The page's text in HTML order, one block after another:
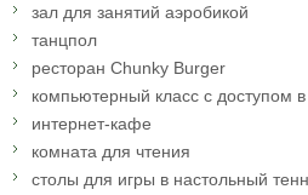
зал для занятий аэробикой
танцпол
ресторан Chunky Burger
компьютерный класс с доступом
интернет-кафе
комната для чтения
столы для игры в настольный